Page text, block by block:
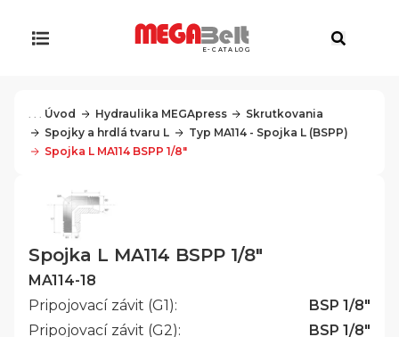
E-CATALOG
. . . Úvod Hydraulika MEGApress
Skrutkovania
Spojky a hrdlá tvaru L
Typ MA114 - Spojka L (BSPP)
Spojka L MA114 BSPP 1/8"
Spojka L MA114 BSPP 1/8"
MA114-18
Pripojovací závit (G1):
BSP 1/8"
Pripojovací závit (G2):
BSP 1/8"